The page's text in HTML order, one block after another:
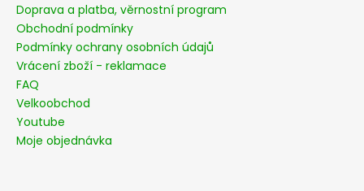
Doprava a platba, věrnostní program
Obchodní podmínky
Podmínky ochrany osobních údajů
Vrácení zboží - reklamace
FAQ
Velkoobchod
Youtube
Moje objednávka